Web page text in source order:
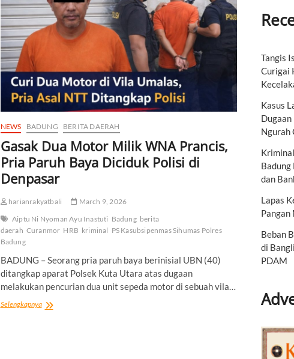
NEWS BADUNG BERITA DAERAH
Gasak Dua Motor Milik WNA Prancis,
Pria Paruh Baya Diciduk Polisi di
Denpasar
harianrakyatbali
March 9, 2026
Aiptu Ni Nyoman Ayu Inastuti Badung berita
daerah Curanmor HRB kriminal PS Kasubsipenmas Sihumas Polres
Badung
BADUNG – Seorang pria paruh baya berinisial UBN (40)
ditangkap aparat Polsek Kuta Utara atas dugaan
melakukan pencurian dua unit sepeda motor di sebuah vila…
SelengkapnyaGasak
Tangis
Curigai
Kasus
Ngurah
dan
Lapas
Pangan
Beban
di
PDAM